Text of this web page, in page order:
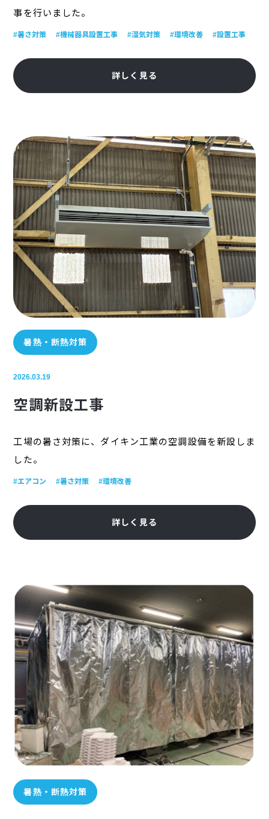
事を行いました。
#暑さ対策 #機械器具設置工事 #湿気対策 #環境改善 #設置工事
詳しく見る
暑熱・断熱対策
2026.03.19
空調新設工事
工場の暑さ対策に、ダイキン工業の空調設備を新設しま
した。
#エアコン #暑さ対策 #環境改善
詳しく見る
暑熱・断熱対策